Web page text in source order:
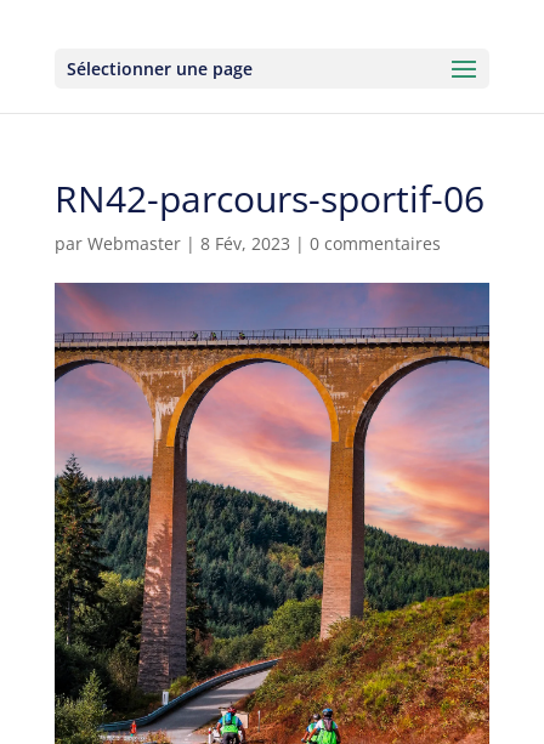
Sélectionner une page
RN42-parcours-sportif-06
par Webmaster| 8 Fév, 2023 | 0 commentaires